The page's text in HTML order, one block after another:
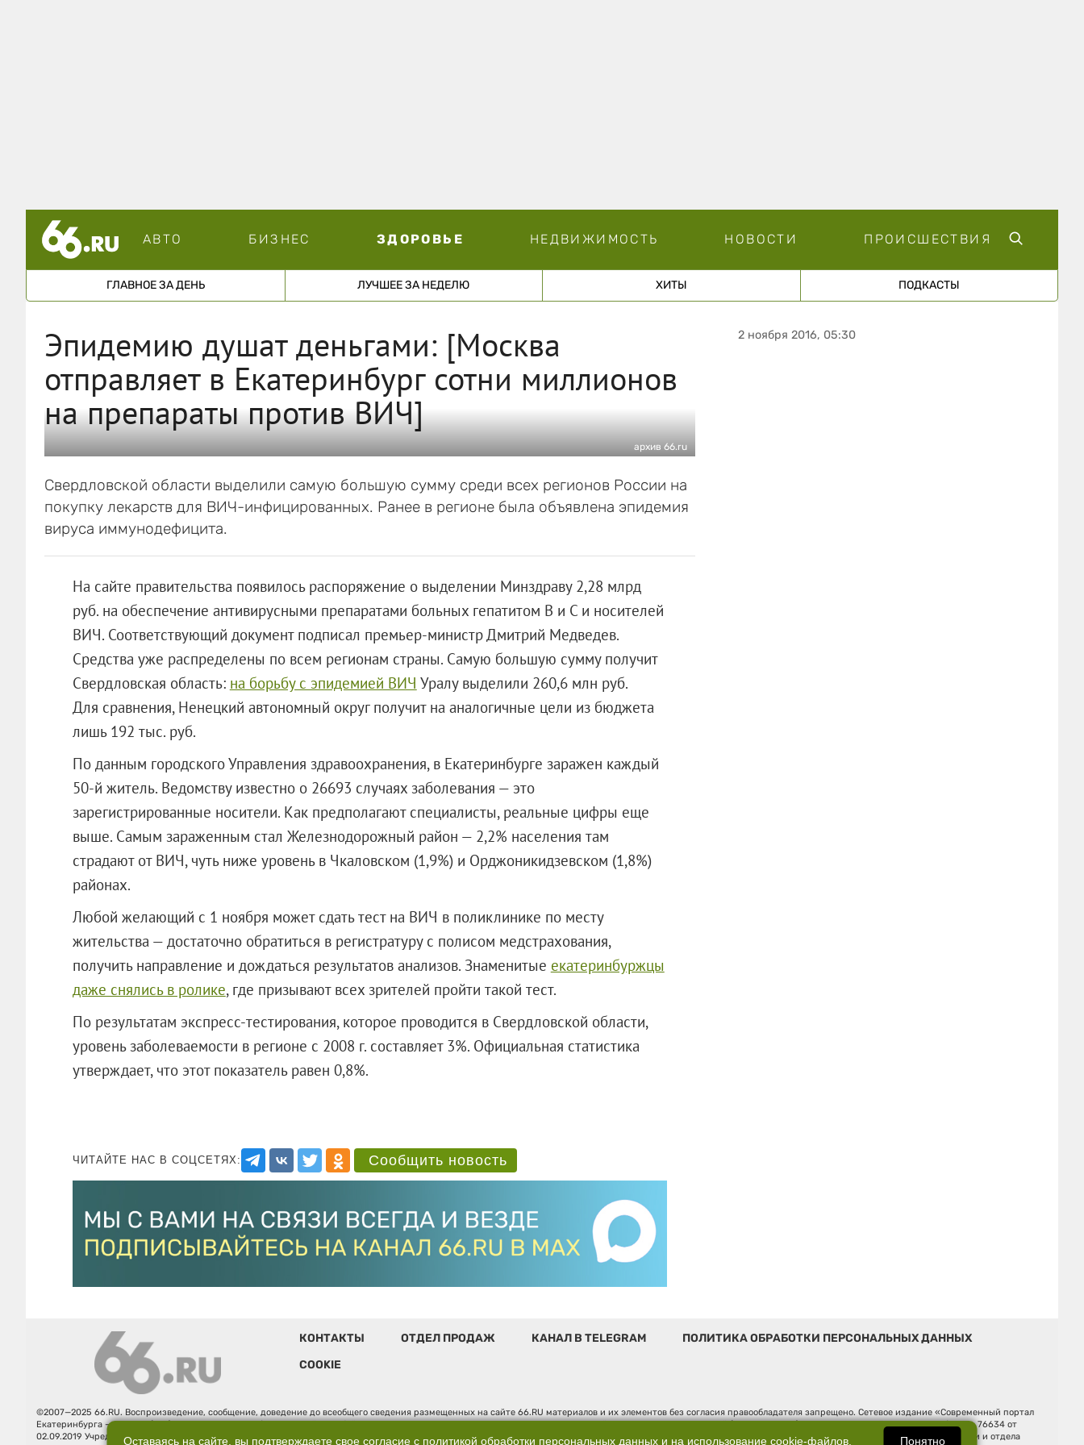
АВТО БИЗНЕС ЗДОРОВЬЕ НЕДВИЖИМОСТЬ НОВОСТИ ПРОИСШЕСТВИЯ
ГЛАВНОЕ ЗА ДЕНЬ ЛУЧШЕЕ ЗА НЕДЕЛЮ ХИТЫ ПОДКАСТЫ
Эпидемию душат деньгами: [Москва
отправляет в Екатеринбург сотни миллионов
на препараты против ВИЧ]
архив 66.ru
Свердловской области выделили самую большую сумму среди всех регионов России на
покупку лекарств для ВИЧ-инфицированных. Ранее в регионе была объявлена эпидемия
вируса иммунодефицита.
На сайте правительства появилось распоряжение о выделении Минздраву 2,28 млрд
руб. на обеспечение антивирусными препаратами больных гепатитом B и C и носителей
ВИЧ. Соответствующий документ подписал премьер-министр Дмитрий Медведев.
Средства уже распределены по всем регионам страны. Самую большую сумму получит
Свердловская область: на борьбу с эпидемией ВИЧ Уралу выделили 260,6 млн руб.
Для сравнения, Ненецкий автономный округ получит на аналогичные цели из бюджета
лишь 192 тыс. руб.
По данным городского Управления здравоохранения, в Екатеринбурге заражен каждый
50-й житель. Ведомству известно о 26693 случаях заболевания — это
зарегистрированные носители. Как предполагают специалисты, реальные цифры еще
выше. Самым зараженным стал Железнодорожный район — 2,2% населения там
страдают от ВИЧ, чуть ниже уровень в Чкаловском (1,9%) и Орджоникидзевском (1,8%)
районах.
Любой желающий с 1 ноября может сдать тест на ВИЧ в поликлинике по месту
жительства — достаточно обратиться в регистратуру с полисом медстрахования,
получить направление и дождаться результатов анализов. Знаменитые екатеринбуржцы
даже снялись в ролике, где призывают всех зрителей пройти такой тест.
По результатам экспресс-тестирования, которое проводится в Свердловской области,
уровень заболеваемости в регионе с 2008 г. составляет 3%. Официальная статистика
утверждает, что этот показатель равен 0,8%.
ЧИТАЙТЕ НАС В СОЦСЕТЯХ: Сообщить новость
2 ноября 2016, 05:30
КОНТАКТЫ ОТДЕЛ ПРОДАЖ КАНАЛ В TELEGRAM
ПОЛИТИКА ОБРАБОТКИ ПЕРСОНАЛЬНЫХ ДАННЫХ
COOKIE
©2007—2025 66.RU. Воспроизведение, сообщение, доведение до всеобщего сведения размещенных на сайте 66.RU материалов и их элементов без согласия правообладателя запрещено. Сетевое издание «Современный портал
Екатеринбурга — «66.ru» (18+) зарегистрировано Федеральной службой по надзору в сфере связи, информационных технологий и массовых коммуникаций (Роскомнадзор). Регистрационный номер ЭЛ № ФС 77 - 76634 от
02.09.2019 Учредитель: Общество с ограниченной ответственностью "66.ру". Юридический адрес: 620014, Свердловская обл., г. Екатеринбург, ул. Бориса Ельцина, строение 3, оф. 7015 Фактический адрес редакции и отдела
Оставаясь на сайте, вы подтверждаете свое согласие с политикой обработки персональных данныхи на использование cookie-файлов. Понятно